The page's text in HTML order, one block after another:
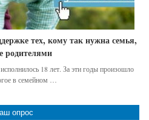
тех, кому так нужна семья,
родителями
18 лет. За эти годы произошло
в семейном …
опрос